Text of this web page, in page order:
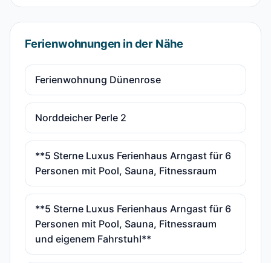
Ferienwohnungen in der Nähe
Ferienwohnung Dünenrose
Norddeicher Perle 2
**5 Sterne Luxus Ferienhaus Arngast für 6
Personen mit Pool, Sauna, Fitnessraum
**5 Sterne Luxus Ferienhaus Arngast für 6
Personen mit Pool, Sauna, Fitnessraum
und eigenem Fahrstuhl**